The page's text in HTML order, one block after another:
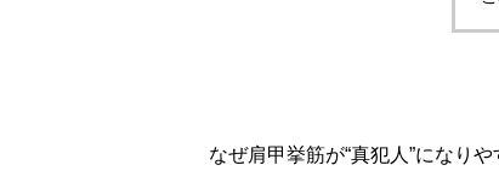
なぜ肩甲挙筋が“真犯人”になりや